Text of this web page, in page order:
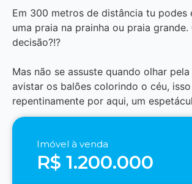
Em 300 metros de distância tu podes
uma praia na prainha ou praia grande.
decisão?!?
Mas não se assuste quando olhar
avistar os balões colorindo o céu,
repentinamente por aqui, um
Imóvel à venda
R$ 1.200.000